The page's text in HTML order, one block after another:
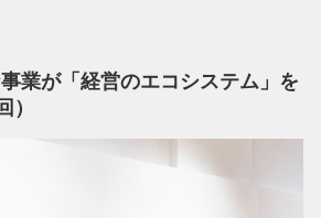
事業が「経営のエコシステム」を